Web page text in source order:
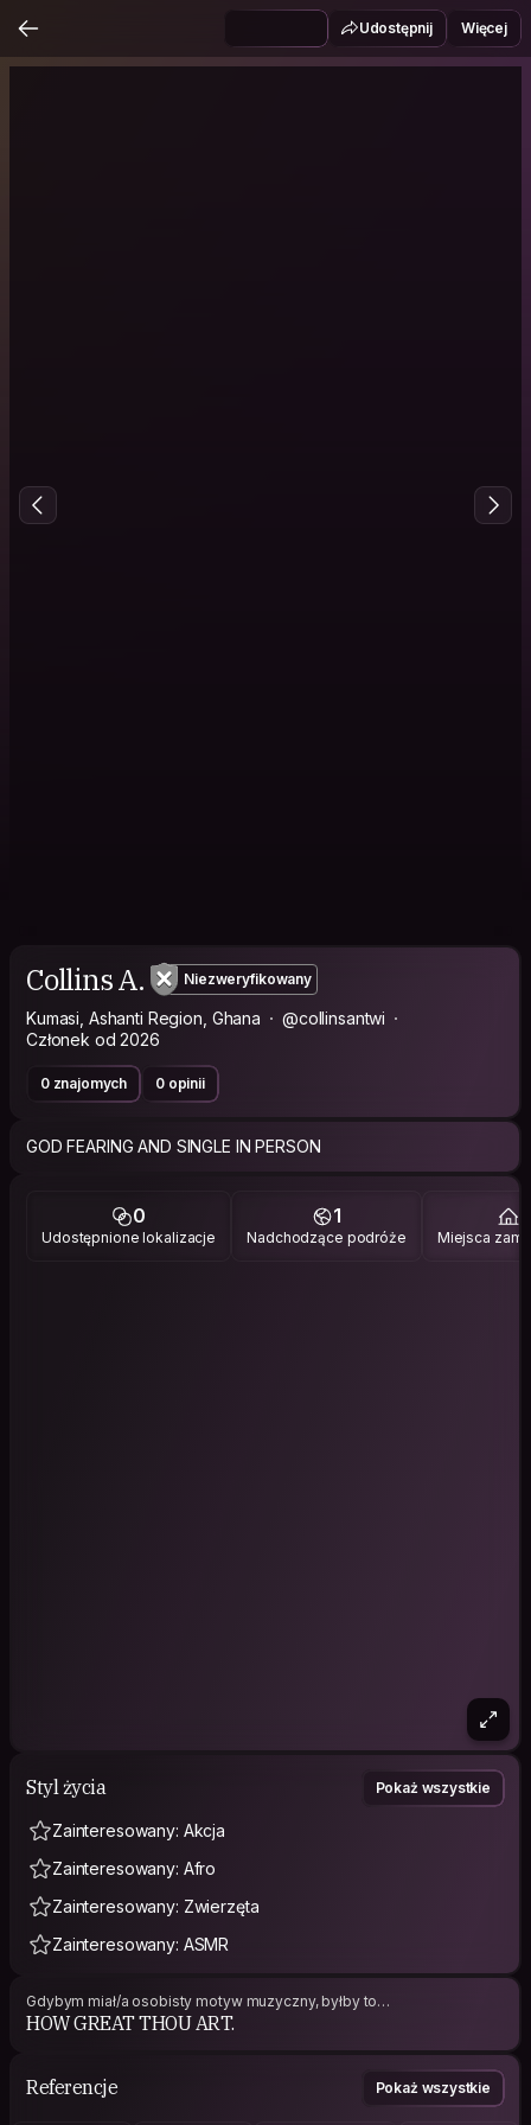
Udostępnij Więcej
Collins A. Niezweryfikowany
Kumasi, Ashanti Region, Ghana
@collinsantwi
Członek od 2026
0 znajomych 0 opinii
GOD FEARING AND SINGLE IN PERSON
0
Udostępnione lokalizacje
1
Nadchodzące podróże Miejsca
Styl życia Pokaż wszystkie
Zainteresowany: Akcja
Zainteresowany: Afro
Zainteresowany: Zwierzęta
Zainteresowany: ASMR
Gdybym miał/a osobisty motyw muzyczny, byłby to…
HOW GREAT THOU ART.
Referencje Pokaż wszystkie